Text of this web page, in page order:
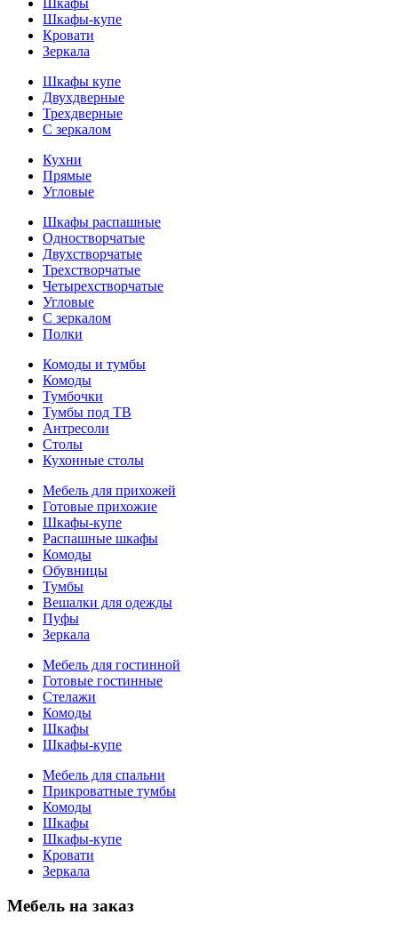
Шкафы
Шкафы-купе
Кровати
Зеркала
Шкафы купе
Двухдверные
Трехдверные
С зеркалом
Кухни
Прямые
Угловые
Шкафы распашные
Одностворчатые
Двухстворчатые
Трехстворчатые
Четырехстворчатые
Угловые
С зеркалом
Полки
Комоды и тумбы
Комоды
Тумбочки
Тумбы под ТВ
Антресоли
Столы
Кухонные столы
Мебель для прихожей
Готовые прихожие
Шкафы-купе
Распашные шкафы
Комоды
Обувницы
Тумбы
Вешалки для одежды
Пуфы
Зеркала
Мебель для гостинной
Готовые гостинные
Стелажи
Комоды
Шкафы
Шкафы-купе
Мебель для спальни
Прикроватные тумбы
Комоды
Шкафы
Шкафы-купе
Кровати
Зеркала
Мебель на заказ